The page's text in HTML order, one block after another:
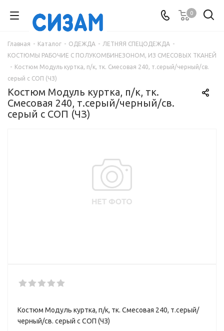
0
Главная - Каталог - ОДЕЖДА - ЛЕТНЯЯ СПЕЦОДЕЖДА -
КОСТЮМЫ РАБОЧИЕ С ПОЛУКОМБИНЕЗОНОМ, ИЗ СМЕСОВЫХ ТКАНЕЙ
- Костюм Модуль куртка, п/к, тк. Смесовая 240, т.серый/черный/св.
серый с СОП (ЧЗ)
Костюм Модуль куртка, п/к, тк.
Смесовая 240, т.серый/черный/св.
серый с СОП (ЧЗ)
Костюм Модуль куртка, п/к, тк. Смесовая 240, т.серый/
черный/св. серый с СОП (ЧЗ)